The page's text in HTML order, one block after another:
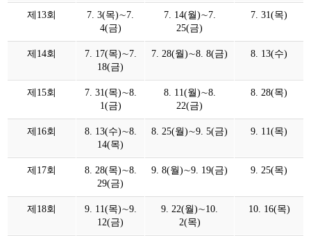
제13회
7. 3(목)∼7.
4(금)
7. 14(월)∼7.
25(금)
7. 31(목)
제14회
7. 17(목)∼7.
18(금)
7. 28(월)∼8. 8(금) 8. 13(수)
제15회
7. 31(목)∼8.
1(금)
8. 11(월)∼8.
22(금)
8. 28(목)
제16회
8. 13(수)∼8.
14(목)
8. 25(월)∼9. 5(금) 9. 11(목)
제17회
8. 28(목)∼8.
29(금)
9. 8(월)∼9. 19(금) 9. 25(목)
제18회
9. 11(목)∼9.
12(금)
9. 22(월)∼10.
2(목)
10. 16(목)